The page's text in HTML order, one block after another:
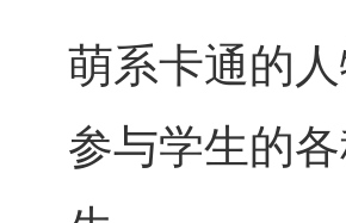
萌系卡通的
参与学生的